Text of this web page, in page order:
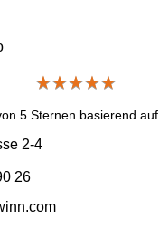
★★★★★
★★★★★
5 Sternen basierend auf
2-4
26